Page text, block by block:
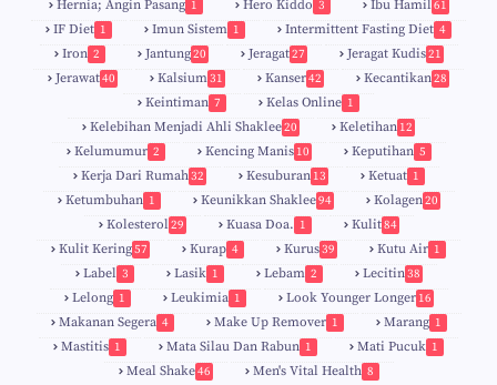
Hernia; Angin Pasang 1 Hero Kiddo 3 Ibu Hamil61
IF Diet 1 Imun Sistem 1 Intermittent Fasting Diet 4
Iron 2 Jantung20 Jeragat27 Jeragat Kudis21
Jerawat40 Kalsium31 Kanser42 Kecantikan28
Keintiman 7 Kelas Online 1
Kelebihan Menjadi Ahli Shaklee20 Keletihan 12
Kelumumur 2 Kencing Manis 10 Keputihan 5
Kerja Dari Rumah32 Kesuburan 13 Ketuat 1
Ketumbuhan 1 Keunikkan Shaklee94 Kolagen20
Kolesterol29 Kuasa Doa. 1 Kulit84
Kulit Kering57 Kurap 4 Kurus39 Kutu Air 1
Label 3 Lasik 1 Lebam 2 Lecitin38
Lelong 1 Leukimia 1 Look Younger Longer 16
Makanan Segera 4 Make Up Remover 1 Marang 1
Mastitis 1 Mata Silau Dan Rabun 1 Mati Pucuk 1
Meal Shake46 Men's Vital Health 8